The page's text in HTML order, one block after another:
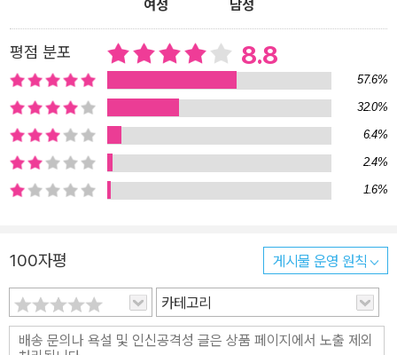
다 채사장은 그래서 ‘불편한’ 책을 권한다. 책이란, 많이 읽는 게 다가
아니라서 어떤 독서는 한 인간의 지평을 넓히지만 어떤 독서는 오히
려 그를 우물에 가둘 수도 있다는 것이다. 나를 불편하게 하는 지식만
이 굳어 있는 내면에 균열을 일으켜 나를 한 계단 성장시킬 수 있다.
채사장 작가는 3년 동안 1000권의 책을 읽은 독서광으로 알려져 있
지만, 중요한 건 숫자가 아니다. 그의 독서가 어디서 시작해 어디를 지
나왔으며 어디로 가고 있는지, 독서의 방향이 그를 말해준다. 우리가
주목해야 할 것은 자신을 깨고 나아가는 방향이다. 인문학의 최전선
생생한 경험과 질문이 어떻게 엮여서 삶을 바꾸는지 말한다. 누구라
도 자기만의 계단을 하나씩 밟아나가면 생각지도 못했던 방향으로 나
아가고 결국 새로운 자신을, 색다른 인생을 만날 수 있다고 말이다. 질
문하라, 불편함은 삶을 밀어 올리는 정반합의 과정이다 《문학-기독
여성
남성
평점 분포 8.8
57.6%
32.0%
6.4%
2.4%
1.6%
100자평 게시물 운영 원칙
카테고리